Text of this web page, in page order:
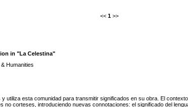
<< 1 >>
in "La Celestina"
Humanities
utiliza esta comunidad para transmitir significados en su obra. El
no corteses, introduciendo nuevas connotaciones: el significado del